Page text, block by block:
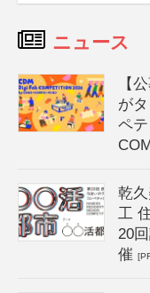
ニュース
【
が
ペ
乾
工
20
催